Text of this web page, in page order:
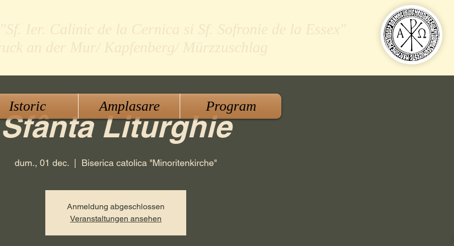
Sfânta Liturghie
dum., 01 dec. Biserica catolica "Minoritenkirche"
Anmeldung abgeschlossen
Veranstaltungen ansehen
Istoric Amplasare Program